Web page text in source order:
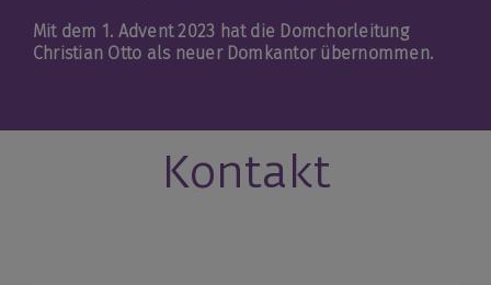
Mit dem 1. Advent 2023 hat die Domchorleitung
Christian Otto als neuer Domkantor übernommen.
Kontakt